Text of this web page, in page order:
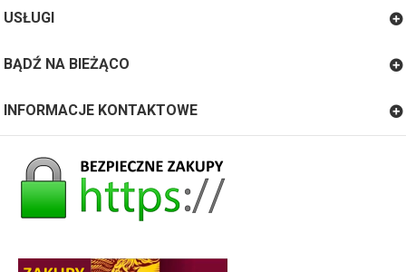
USŁUGI
BĄDŹ NA BIEŻĄCO
INFORMACJE KONTAKTOWE